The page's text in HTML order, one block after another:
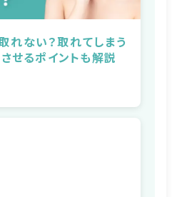
れない？取れてしまう
せるポイントも解説